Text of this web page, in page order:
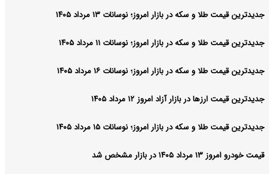
جدیدترین قیمت طلا و سکه در بازار امروز؛ نوسانات ۱۳ مرداد ۱۴۰۵
جدیدترین قیمت طلا و سکه در بازار امروز؛ نوسانات ۱۱ مرداد ۱۴۰۵
جدیدترین قیمت طلا و سکه در بازار امروز؛ نوسانات ۱۶ مرداد ۱۴۰۵
جدیدترین قیمت ارزها در بازار آزاد امروز ۱۲ مرداد ۱۴۰۵
جدیدترین قیمت طلا و سکه در بازار امروز؛ نوسانات ۱۵ مرداد ۱۴۰۵
قیمت خودرو امروز ۱۳ مرداد ۱۴۰۵ در بازار مشخص شد